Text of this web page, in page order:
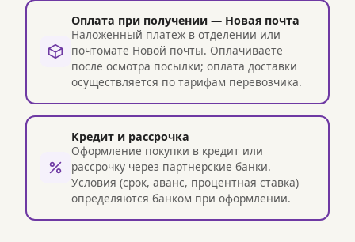
Оплата при получении — Новая почта
Наложенный платеж в отделении или
почтомате Новой почты. Оплачиваете
после осмотра посылки; оплата доставки
осуществляется по тарифам перевозчика.
Кредит и рассрочка
Оформление покупки в кредит или
рассрочку через партнерские банки.
Условия (срок, аванс, процентная ставка)
определяются банком при оформлении.